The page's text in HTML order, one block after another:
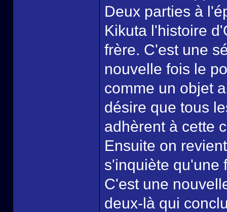
Deux parties à
Kikuta l'histoire
frère. C'est une
nouvelle fois le
comme un objet
désire que tous
adhèrent à cette
Ensuite on
s'inquiète qu'une
C'est une
deux-là qui